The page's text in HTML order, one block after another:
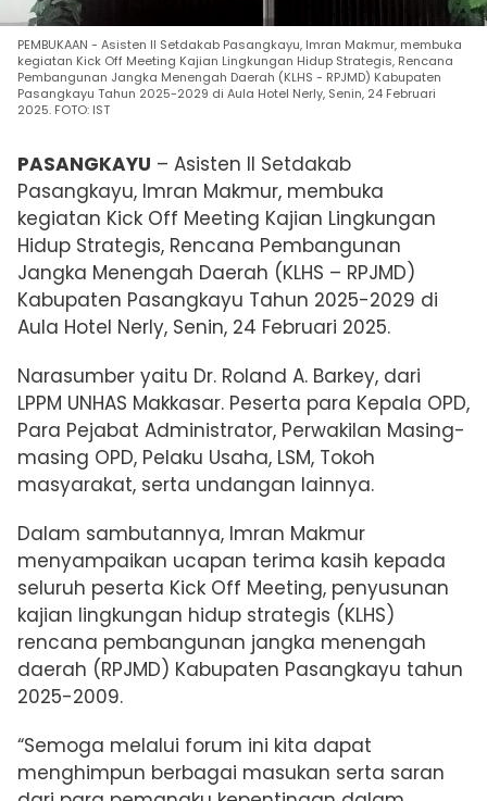
PEMBUKAAN - Asisten II Setdakab Pasangkayu, Imran Makmur, membuka
kegiatan Kick Off Meeting Kajian Lingkungan Hidup Strategis, Rencana
Pembangunan Jangka Menengah Daerah (KLHS - RPJMD) Kabupaten
Pasangkayu Tahun 2025-2029 di Aula Hotel Nerly, Senin, 24 Februari
2025. FOTO: IST
PASANGKAYU – Asisten II Setdakab
Pasangkayu, Imran Makmur, membuka
kegiatan Kick Off Meeting Kajian Lingkungan
Hidup Strategis, Rencana Pembangunan
Jangka Menengah Daerah (KLHS – RPJMD)
Kabupaten Pasangkayu Tahun 2025-2029 di
Aula Hotel Nerly, Senin, 24 Februari 2025.
Narasumber yaitu Dr. Roland A. Barkey, dari
LPPM UNHAS Makkasar. Peserta para Kepala OPD,
Para Pejabat Administrator, Perwakilan Masing-
masing OPD, Pelaku Usaha, LSM, Tokoh
masyarakat, serta undangan lainnya.
Dalam sambutannya, Imran Makmur
menyampaikan ucapan terima kasih kepada
seluruh peserta Kick Off Meeting, penyusunan
kajian lingkungan hidup strategis (KLHS)
rencana pembangunan jangka menengah
daerah (RPJMD) Kabupaten Pasangkayu tahun
2025-2009.
“Semoga melalui forum ini kita dapat
menghimpun berbagai masukan serta saran